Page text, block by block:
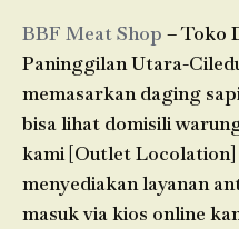
BBF Meat Shop – Toko
Paninggilan Utara-
memasarkan daging
bisa lihat domisili
kami [Outlet Locolation]
menyediakan layanan
masuk via kios online